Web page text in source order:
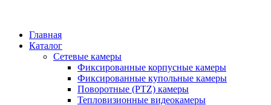
Главная
Каталог
Сетевые камеры
Фиксированные корпусные камеры
Фиксированные купольные камеры
Поворотные (PTZ) камеры
Тепловизионные видеокамеры